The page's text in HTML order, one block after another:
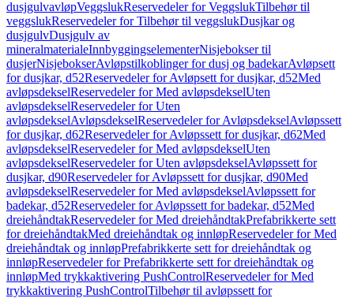
dusjgulvavløpVeggslukReservedeler for VeggslukTilbehør til
veggslukReservedeler for Tilbehør til veggslukDusjkar og
dusjgulvDusjgulv av
mineralmaterialeInnbyggingselementerNisjebokser til
dusjerNisjebokserAvløpstilkoblinger for dusj og badekarAvløpsett
for dusjkar, d52Reservedeler for Avløpsett for dusjkar, d52Med
avløpsdekselReservedeler for Med avløpsdekselUten
avløpsdekselReservedeler for Uten
avløpsdekselAvløpsdekselReservedeler for AvløpsdekselAvløpssett
for dusjkar, d62Reservedeler for Avløpssett for dusjkar, d62Med
avløpsdekselReservedeler for Med avløpsdekselUten
avløpsdekselReservedeler for Uten avløpsdekselAvløpssett for
dusjkar, d90Reservedeler for Avløpssett for dusjkar, d90Med
avløpsdekselReservedeler for Med avløpsdekselAvløpssett for
badekar, d52Reservedeler for Avløpssett for badekar, d52Med
dreiehåndtakReservedeler for Med dreiehåndtakPrefabrikkerte sett
for dreiehåndtakMed dreiehåndtak og innløpReservedeler for Med
dreiehåndtak og innløpPrefabrikkerte sett for dreiehåndtak og
innløpReservedeler for Prefabrikkerte sett for dreiehåndtak og
innløpMed trykkaktivering PushControlReservedeler for Med
trykkaktivering PushControlTilbehør til avløpssett for